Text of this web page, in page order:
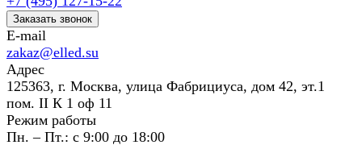
Заказать звонок
E-mail
zakaz@elled.su
Адрес
125363, г. Москва, улица Фабрициуса, дом 42, эт.1
пом. II К 1 оф 11
Режим работы
Пн. – Пт.: с 9:00 до 18:00